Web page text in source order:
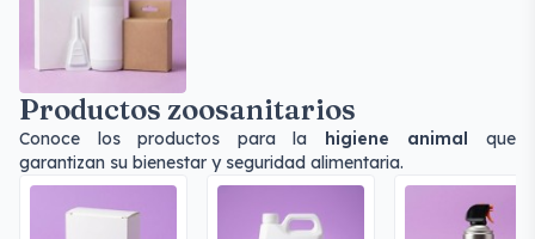
Productos zoosanitarios
Conoce los productos para la higiene animal que
garantizan su bienestar y seguridad alimentaria.